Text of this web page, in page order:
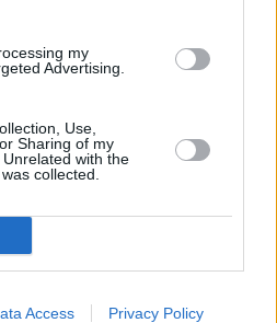
my
Advertising.
Use,
Sharing of my
with the
collected.
Access Privacy Policy
säiden puolesta matkustaa?
lämpimimmät neljä kuukautta
ovat olleet heinäkuu,
Näiden kuukausien aikana
keskilämpötilan ollessa 15
neljä kuukautta (alkaen